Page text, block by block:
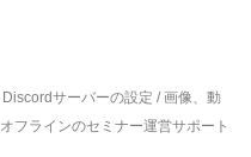
サーバーの設定 / 画像、動
フラインのセミナー運営サポート